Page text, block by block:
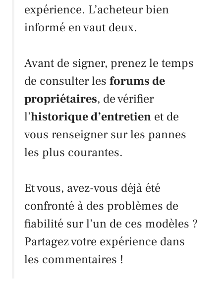
expérience. L’acheteur bien
informé en vaut deux.
Avant de signer, prenez le temps
de consulter les forums de
propriétaires, de vérifier
l’historique d’entretien et de
vous renseigner sur les pannes
les plus courantes.
Et vous, avez-vous déjà été
confronté à des problèmes de
fiabilité sur l’un de ces modèles ?
Partagez votre expérience dans
les commentaires !